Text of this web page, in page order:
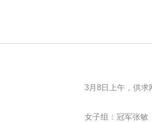
3月8日上午，供求
女子组：冠军张敏